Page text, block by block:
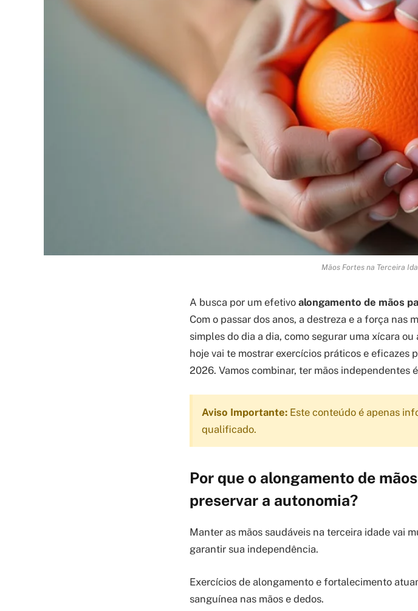
Mãos Fortes na Terceira
A busca por um efetivo alongamento de mãos
Com o passar dos anos, a destreza e a força nas
simples do dia a dia, como segurar uma xícara
hoje vai te mostrar exercícios práticos e eficazes
2026. Vamos combinar, ter mãos independentes
Aviso Importante: Este conteúdo é apenas
qualificado.
Por que o alongamento de
preservar a autonomia?
Manter as mãos saudáveis na terceira idade vai
garantir sua independência.
Exercícios de alongamento e fortalecimento
sanguínea nas mãos e dedos.